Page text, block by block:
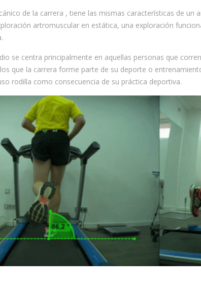
de la carrera , tiene las mismas características de un
artromuscular en estática, una exploración
se centra principalmente en aquellas personas que
que la carrera forme parte de su deporte o
rodilla como consecuencia de su práctica deportiva.